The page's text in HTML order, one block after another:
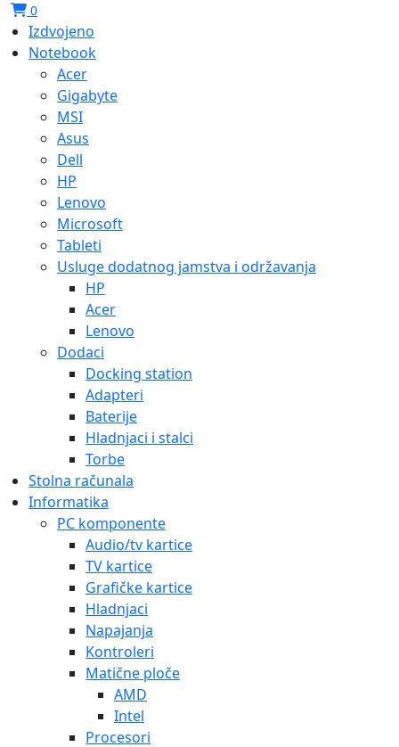
0
Izdvojeno
Notebook
Acer
Gigabyte
MSI
Asus
Dell
HP
Lenovo
Microsoft
Tableti
Usluge dodatnog jamstva i održavanja
HP
Acer
Lenovo
Dodaci
Docking station
Adapteri
Baterije
Hladnjaci i stalci
Torbe
Stolna računala
Informatika
PC komponente
Audio/tv kartice
TV kartice
Grafičke kartice
Hladnjaci
Napajanja
Kontroleri
Matične ploče
AMD
Intel
Procesori